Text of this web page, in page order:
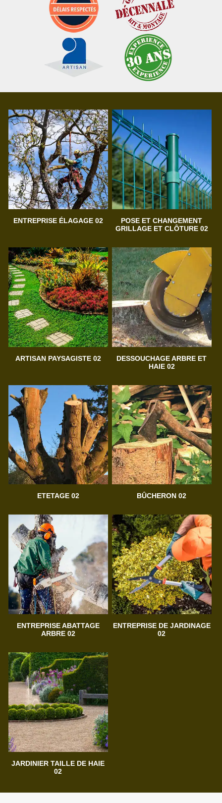
ENTREPRISE ÉLAGAGE 02
POSE ET CHANGEMENT
GRILLAGE ET CLÔTURE 02
ARTISAN PAYSAGISTE 02
DESSOUCHAGE ARBRE ET
HAIE 02
ETETAGE 02 BÛCHERON 02
ENTREPRISE ABATTAGE
ARBRE 02
ENTREPRISE DE JARDINAGE
02
JARDINIER TAILLE DE HAIE
02